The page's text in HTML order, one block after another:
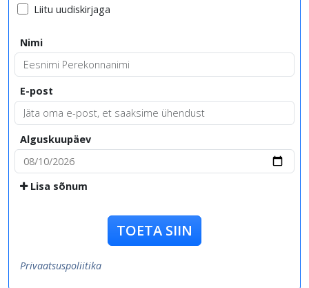
Liitu uudiskirjaga
Nimi
E-post
Alguskuupäev
Lisa sõnum
TOETA SIIN
Privaatsuspoliitika